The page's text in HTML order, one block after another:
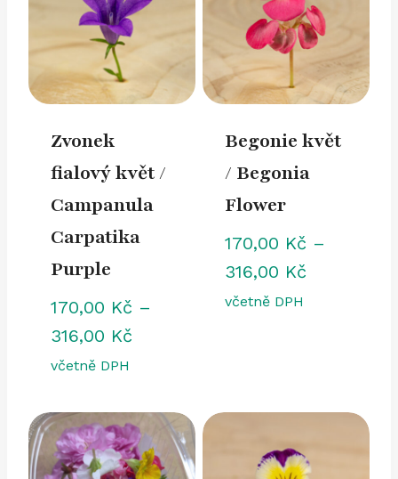
Zvonek
fialový květ /
Campanula
Carpatika
Purple
170,00 Kč –
316,00 KčRozpětí
až
316,00 Kč
včetně DPH
Begonie květ
/ Begonia
Flower
170,00 Kč –
316,00 KčRozpětí
včetně DPH